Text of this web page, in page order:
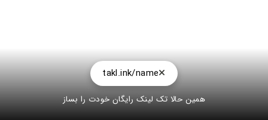
takl.ink/name
همین حالا تک لینک رایگان خودت را بساز